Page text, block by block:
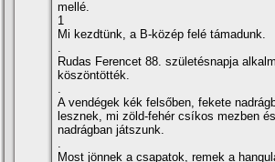
mellé.
1
Mi kezdtünk, a B-közép felé támadunk.
.
Rudas Ferencet 88. születésnapja
köszöntötték.
.
A vendégek kék felsőben, fekete
lesznek, mi zöld-fehér csí­kos mezben
nadrágban játszunk.
.
Most jönnek a csapatok, remek a